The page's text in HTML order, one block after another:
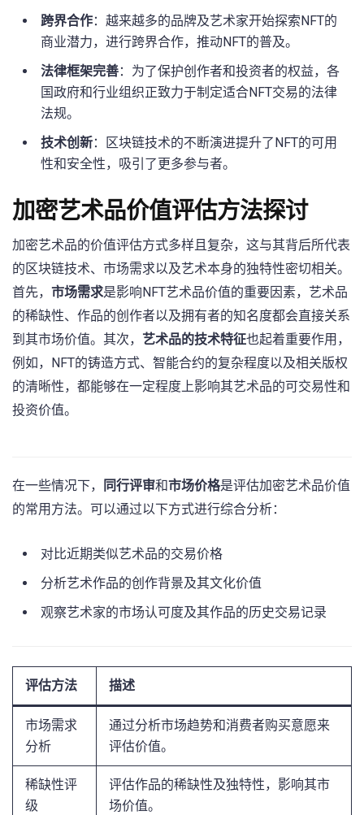
跨界合作：越来越多的品牌及艺术家开始探索NFT的
商业潜力，进行跨界合作，推动NFT的普及。
法律框架完善：为了保护创作者和投资者的权益，各
国政府和行业组织正致力于制定适合NFT交易的法律
法规。
技术创新：区块链技术的不断演进提升了NFT的可用
性和安全性，吸引了更多参与者。
加密艺术品价值评估方法探讨
加密艺术品的价值评估方式多样且复杂，这与其背后所代表
的区块链技术、市场需求以及艺术本身的独特性密切相关。
首先， 市场需求是影响NFT艺术品价值的重要因素，艺术品
的稀缺性、作品的创作者以及拥有者的知名度都会直接关系
到其市场价值。其次， 艺术品的技术特征也起着重要作用，
例如，NFT的铸造方式、智能合约的复杂程度以及相关版权
的清晰性，都能够在一定程度上影响其艺术品的可交易性和
投资价值。
在一些情况下， 同行评审和市场价格是评估加密艺术品价值
的常用方法。可以通过以下方式进行综合分析：
对比近期类似艺术品的交易价格
分析艺术作品的创作背景及其文化价值
观察艺术家的市场认可度及其作品的历史交易记录
评估方法 描述
市场需求
分析
通过分析市场趋势和消费者购买意愿来
评估价值。
稀缺性评
级
评估作品的稀缺性及独特性，影响其市
场价值。